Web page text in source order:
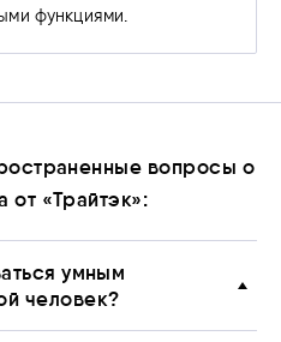
функциями.
вопросы о
«Трайтэк»:
умным
человек?